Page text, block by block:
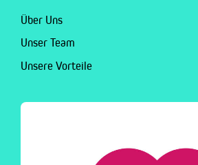
Über Uns
Unser Team
Unsere Vorteile